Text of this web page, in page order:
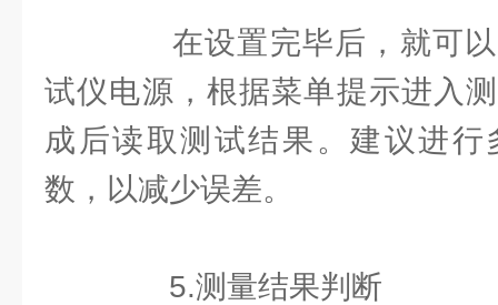
在设置完毕后，就可以
试仪电源，根据菜单提示进入
成后读取测试结果。建议进
数，以减少误差。
5.测量结果判断